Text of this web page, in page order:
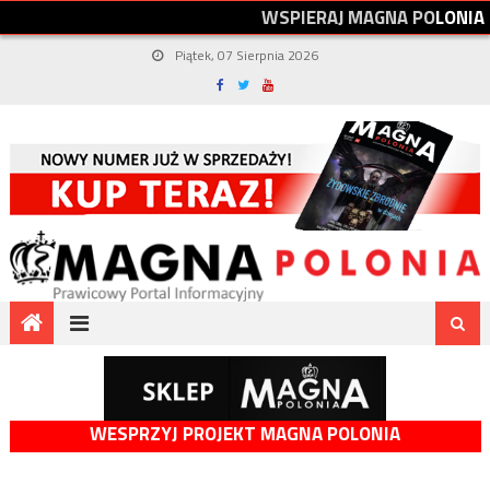
WSPIERAJMAGNAPOLONIA
Piątek, 07 Sierpnia 2026
WESPRZYJ PROJEKT MAGNA POLONIA